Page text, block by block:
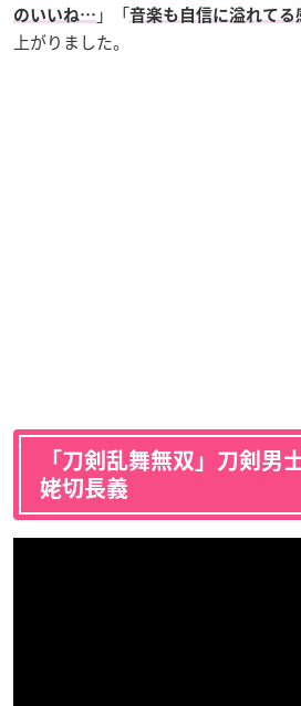
のいいね… 」「音楽も自信に溢れてる
上がりました。
「刀剣乱舞無双」刀剣男
姥切長義